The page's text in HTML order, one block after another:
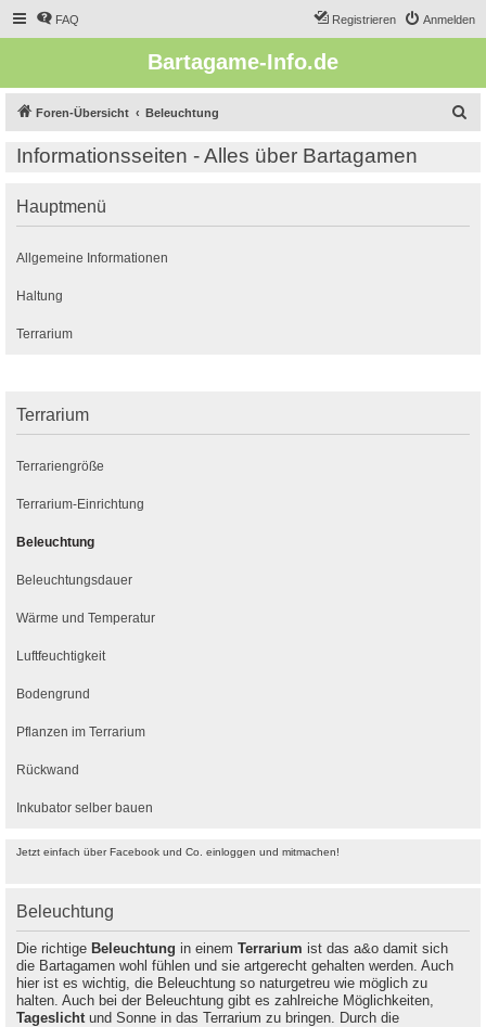
FAQ Anmelden
Registrieren
Bartagame-Info.de
Foren-Übersicht Beleuchtung
Informationsseiten - Alles über Bartagamen
Hauptmenü
Allgemeine Informationen
Haltung
Terrarium
Jetzt einfach über Facebook und Co. einloggen und mitmachen!
Beleuchtung
Die richtige Beleuchtung in einem Terrarium ist das a&o damit sich
die Bartagamen wohl fühlen und sie artgerecht gehalten werden. Auch
hier ist es wichtig, die Beleuchtung so naturgetreu wie möglich zu
halten. Auch bei der Beleuchtung gibt es zahlreiche Möglichkeiten,
Tageslichtund Sonne in das Terrarium zu bringen. Durch die
Terrarium
Terrariengröße
Terrarium-Einrichtung
Beleuchtung
Beleuchtungsdauer
Wärme und Temperatur
Luftfeuchtigkeit
Bodengrund
Pflanzen im Terrarium
Rückwand
Inkubator selber bauen